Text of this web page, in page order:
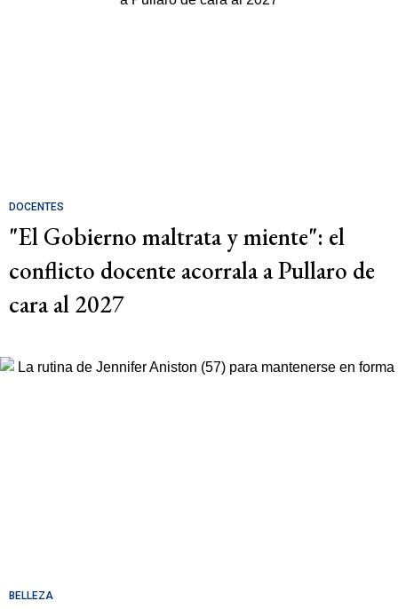
DOCENTES
"El Gobierno maltrata y miente": el
conflicto docente acorrala a Pullaro de
cara al 2027
BELLEZA